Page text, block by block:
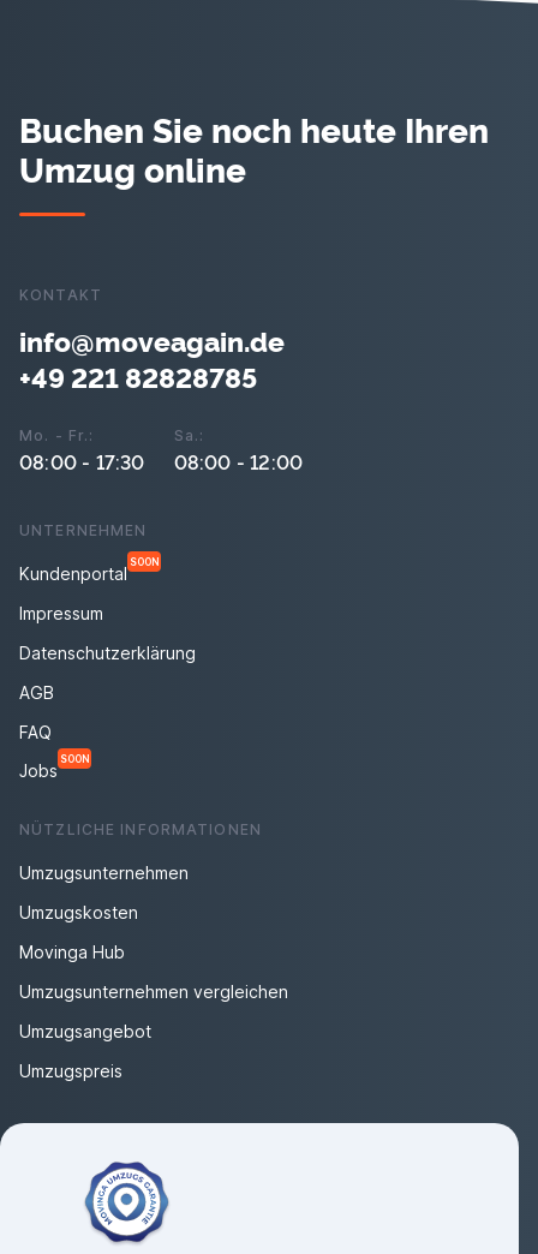
Buchen Sie noch heute Ihren
Umzug online
KONTAKT
info@moveagain.de
+49 221 82828785
Mo. - Fr.:
08:00 - 17:30
Sa.:
08:00 - 12:00
UNTERNEHMEN
Kundenportal
SOON
Impressum
Datenschutzerklärung
AGB
FAQ
Jobs
SOON
NÜTZLICHE INFORMATIONEN
Umzugsunternehmen
Umzugskosten
Movinga Hub
Umzugsunternehmen vergleichen
Umzugsangebot
Umzugspreis